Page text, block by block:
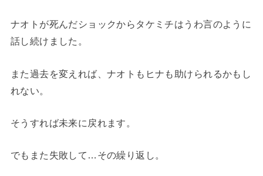
ナオトが死んだショックからタケミチはうわ言のように
話し続けました。
また過去を変えれば、ナオトもヒナも助けられるかもし
れない。
そうすれば未来に戻れます。
でもまた失敗して…その繰り返し。